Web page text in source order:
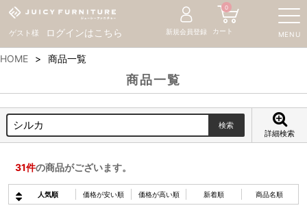
ゲスト様 ログインはこちら MENU
新規会員登録 カート
0
HOME 商品一覧
商品一覧
詳細検索
31件の商品がございます。
人気順 価格が安い順 価格が高い順 新着順 商品名順